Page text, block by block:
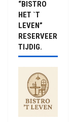
“BISTRO
HET `T
LEVEN”
RESERVEER
TIJDIG.